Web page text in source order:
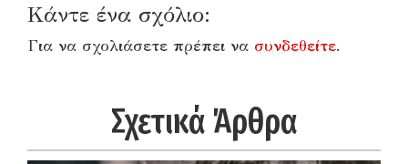
Κάντε ένα σχόλιο:
Για να σχολιάσετε πρέπει να συνδεθείτε.
Σχετικά Άρθρα